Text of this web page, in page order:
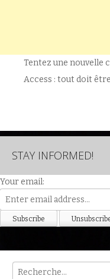
Tentez une nouvelle
Access : tout doit
STAY INFORMED!
Your email:
Rech